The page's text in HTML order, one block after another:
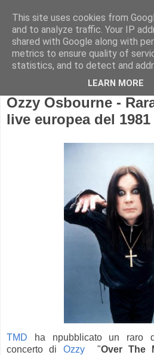
Ozzy Osbourne -
live europea del 1981
TMD ha npubblicato un raro
concerto di Ozzy"Over The
This site uses cookies from
and to analyze traffic. Your IP
shared with Google along with
metrics to ensure quality of
statistics, and to detect and
LEARN MORE